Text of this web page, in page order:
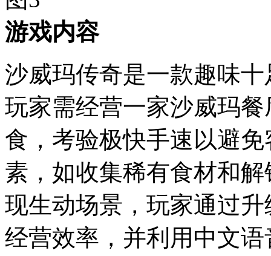
游戏内容
沙威玛传奇是一款趣味
玩家需经营一家沙威玛
食，考验极快手速以避
素，如收集稀有食材和
现生动场景，玩家通过
经营效率，并利用中文